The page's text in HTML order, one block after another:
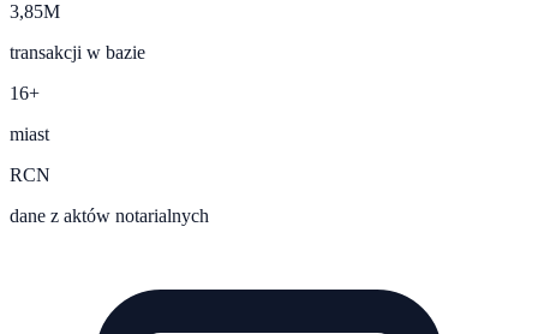
3,85M
transakcji w bazie
16+
miast
RCN
dane z aktów notarialnych